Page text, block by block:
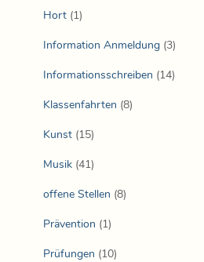
Hort (1)
Information Anmeldung (3)
Informationsschreiben (14)
Klassenfahrten (8)
Kunst (15)
Musik (41)
offene Stellen (8)
Prävention (1)
Prüfungen (10)